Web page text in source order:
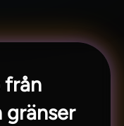
från
gränser